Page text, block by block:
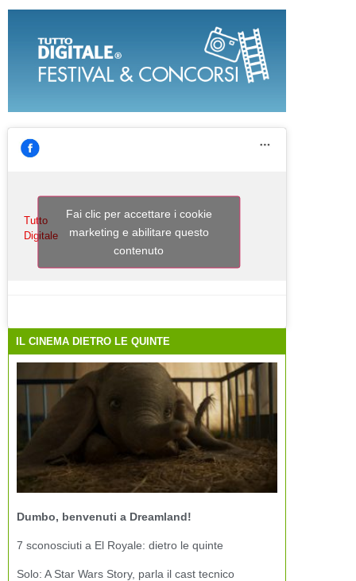
Tutto
Digitale
Fai clic per accettare i cookie
marketing e abilitare questo
contenuto
IL CINEMA DIETRO LE QUINTE
Dumbo, benvenuti a Dreamland!
7 sconosciuti a El Royale: dietro le quinte
Solo: A Star Wars Story, parla il cast tecnico